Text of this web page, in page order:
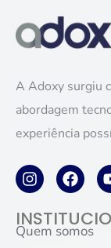
A Adoxy surgiu
abordagem
experiência
Quem somos